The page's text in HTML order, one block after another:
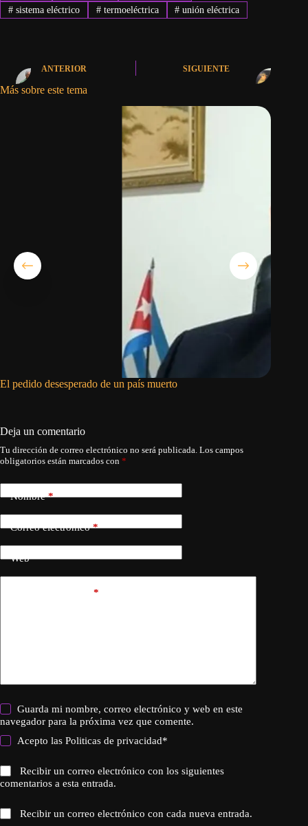
#sistema eléctrico #termoeléctrica # unión eléctrica
ANTERIOR SIGUIENTE
Más sobre este tema
El pedido desesperado de un país muerto
Deja un comentario
Tu dirección de correo electrónico no será publicada. Los campos
obligatorios están marcados con *
Nombre*
Correo electrónico*
Web
*
Guarda mi nombre, correo electrónico y web en este
navegador para la próxima vez que comente.
Acepto lasPoliticas de privacidad*
Recibir un correo electrónico con los siguientes
comentarios a esta entrada.
Recibir un correo electrónico con cada nueva entrada.